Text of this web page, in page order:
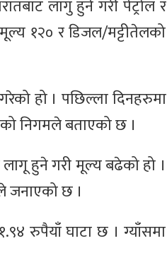
लागु हुने गरी पेट्रोल र
१२० र डिजल/मट्टीतेलको
हो । पछिल्ला दिनहरुमा
निगमले बताएको छ ।
लागू हुने गरी मूल्य बढेको हो ।
जनाएको छ ।
रुपैयाँ घाटा छ । ग्याँसमा